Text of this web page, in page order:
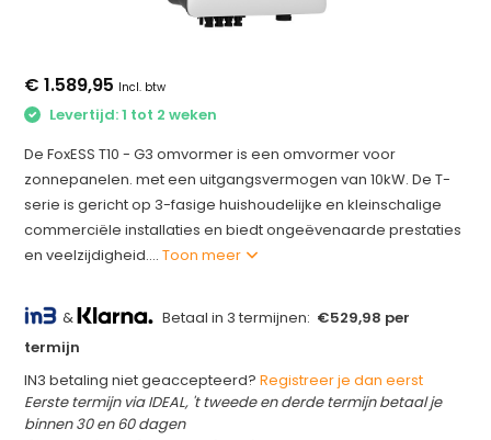
€ 1.589,95 Incl. btw
Levertijd: 1 tot 2 weken
De FoxESS T10 - G3 omvormer is een omvormer voor
zonnepanelen. met een uitgangsvermogen van 10kW. De T-
serie is gericht op 3-fasige huishoudelijke en kleinschalige
commerciële installaties en biedt ongeëvenaarde prestaties
en veelzijdigheid....Toon meer
& Betaal in 3 termijnen: €529,98 per
termijn
IN3 betaling niet geaccepteerd?Registreer je dan eerst
Eerste termijn via IDEAL, 't tweede en derde termijn betaal je
binnen 30 en 60 dagen